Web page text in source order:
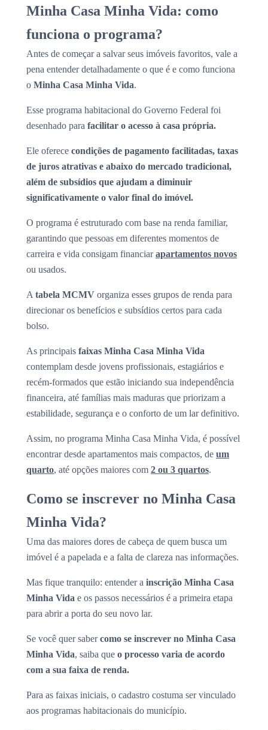
Minha Casa Minha Vida: como
funciona o programa?
Antes de começar a salvar seus imóveis favoritos, vale a
pena entender detalhadamente o que é e como funciona
o Minha Casa Minha Vida.
Esse programa habitacional do Governo Federal foi
desenhado para facilitar o acesso à casa própria.
Ele oferece condições de pagamento facilitadas, taxas
de juros atrativas e abaixo do mercado tradicional,
além de subsídios que ajudam a diminuir
significativamente o valor final do imóvel.
O programa é estruturado com base na renda familiar,
garantindo que pessoas em diferentes momentos de
carreira e vida consigam financiarapartamentos novos
ou usados.
A tabela MCMV organiza esses grupos de renda para
direcionar os benefícios e subsídios certos para cada
bolso.
As principais faixas Minha Casa Minha Vida
contemplam desde jovens profissionais, estagiários e
recém-formados que estão iniciando sua independência
financeira, até famílias mais maduras que priorizam a
estabilidade, segurança e o conforto de um lar definitivo.
Assim, no programa Minha Casa Minha Vida, é possível
encontrar desde apartamentos mais compactos, de um
quarto, até opções maiores com 2 ou 3 quartos.
Como se inscrever no Minha Casa
Minha Vida?
Uma das maiores dores de cabeça de quem busca um
imóvel é a papelada e a falta de clareza nas informações.
Mas fique tranquilo: entender a inscrição Minha Casa
Minha Vida e os passos necessários é a primeira etapa
para abrir a porta do seu novo lar.
Se você quer sabercomo se inscrever no Minha Casa
Minha Vida, saiba que o processo varia de acordo
com a sua faixa de renda.
Para as faixas iniciais, o cadastro costuma ser vinculado
aos programas habitacionais do município.